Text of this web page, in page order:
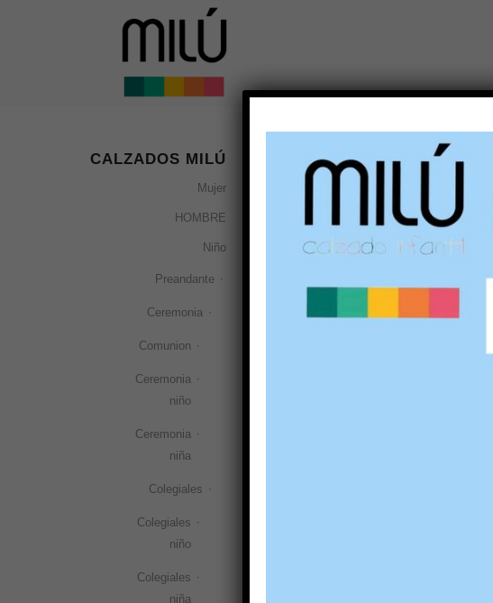
blanco/rosa
Por defecto
CALZADOS MILÚ
Mujer
HOMBRE
Niño
Preandante
Ceremonia
Comunion
Ceremonia
niño
Ceremonia
niña
Colegiales
Colegiales
niño
Colegiales
niña